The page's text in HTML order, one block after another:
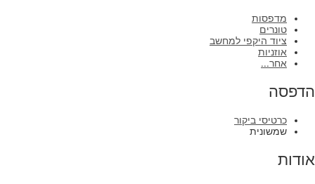
מדפסות
טונרים
ציוד היקפי למחשב
אוזניות
אחר...
הדפסה
כרטיסי ביקור
שמשונית
אודות